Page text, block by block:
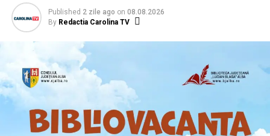
Published 2 zile ago on 08.08.2026
By Redactia Carolina TV